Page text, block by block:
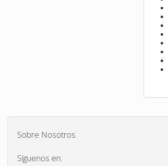
Sobre Nosotros
Síguenos en: